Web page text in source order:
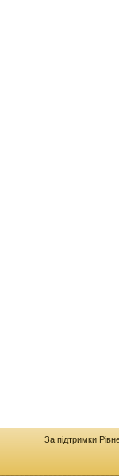
За підтримки